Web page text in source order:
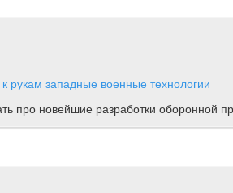
рукам западные военные технологии
про новейшие разработки